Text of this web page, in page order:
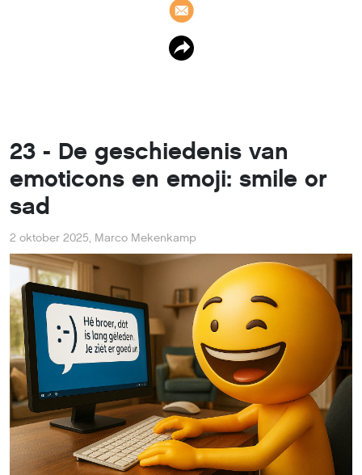
23 - De geschiedenis van
emoticons en emoji: smile or
sad
2 oktober 2025, Marco Mekenkamp